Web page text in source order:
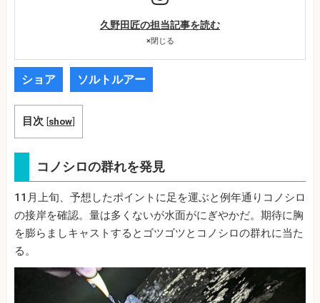
久野田匠の担当記事を読む
×閉じる
ショア ソルトルアー
目次 [show]
コノシロの群れを発見
11月上旬、予想したポイントに足を運ぶと例年通りコノシロ
の接岸を確認。量は多くないが水面がにぎやかだ。期待に胸
を膨らましキャストするとゴツゴツとコノシロの群れに当た
る。